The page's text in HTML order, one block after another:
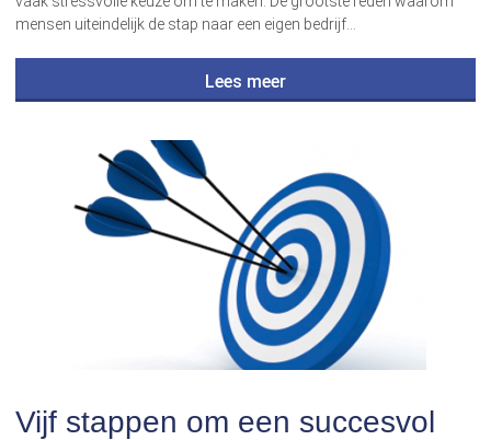
mensen uiteindelijk de stap naar een eigen bedrijf…
Lees meer
Vijf stappen om een succesvol